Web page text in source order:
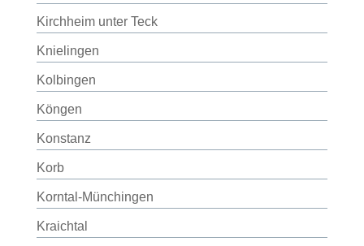
Kirchheim unter Teck
Knielingen
Kolbingen
Köngen
Konstanz
Korb
Korntal-Münchingen
Kraichtal